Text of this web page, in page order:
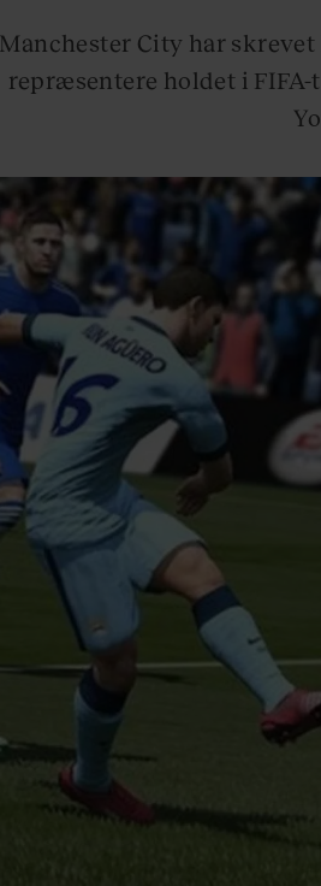
Manchester City har
repræsentere holdet i